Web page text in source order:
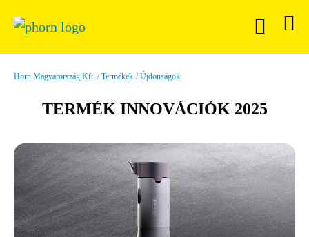
Horn Magyarország Kft. Termékek Újdonságok
TERMÉK INNOVÁCIÓK 2025